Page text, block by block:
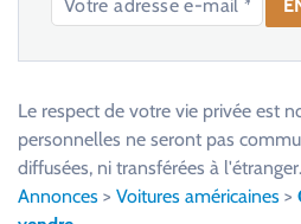
e
Le respect de votre vie privée est
personnelles ne seront pas
diffusées, ni transférées à l'étranger.
Annonces > Voitures américaines >